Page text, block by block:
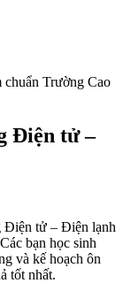
Trường Cao
Điện tử –
Điện tử – Điện lạnh
bạn học sinh
và kế hoạch ôn
tốt nhất.